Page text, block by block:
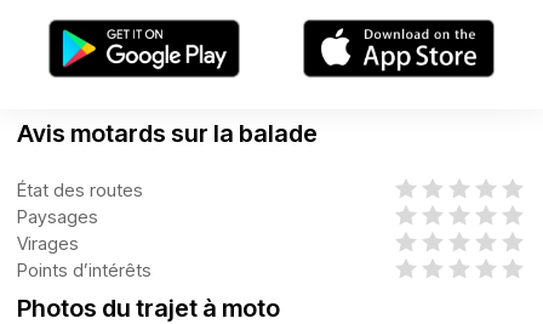
Avis motards sur la balade
État des routes
Paysages
Virages
Points d’intérêts
Photos du trajet à moto